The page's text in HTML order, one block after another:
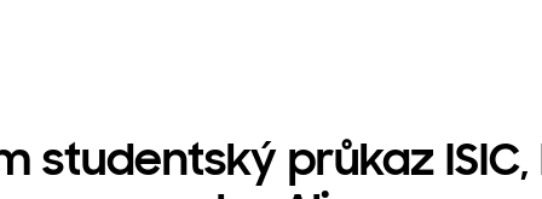
studentský průkaz ISIC,